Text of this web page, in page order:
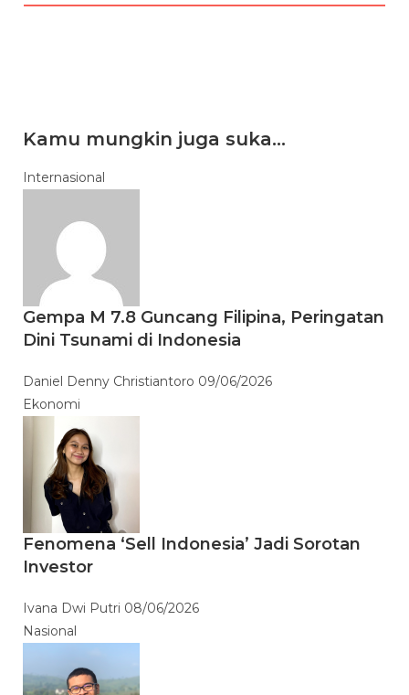
Kamu mungkin juga suka...
Internasional
Gempa M 7.8 Guncang Filipina, Peringatan
Dini Tsunami di Indonesia
Daniel Denny Christiantoro 09/06/2026
Ekonomi
Fenomena ‘Sell Indonesia’ Jadi Sorotan
Investor
Ivana Dwi Putri 08/06/2026
Nasional